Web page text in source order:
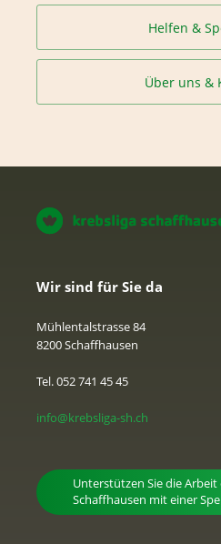
Helfen &
Über uns &
Wir sind für Sie da
Mühlentalstrasse 84
8200 Schaffhausen
Tel. 052 741 45 45
info@krebsliga-sh.ch
Unterstützen Sie die Arbeit
Schaffhausen mit einer